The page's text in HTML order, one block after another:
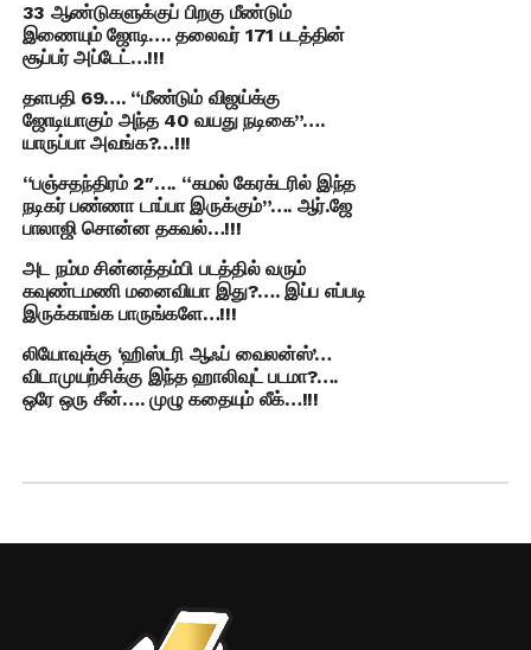
33 ஆண்டுகளுக்குப் பிறகு மீண்டும்
இணையும் ஜோடி…. தலைவர் 171 படத்தின்
சூப்பர் அப்டேட்…!!!
தளபதி 69…. “மீண்டும் விஜய்க்கு
ஜோடியாகும் அந்த 40 வயது நடிகை”….
யாருப்பா அவங்க?…!!!
“பஞ்சதந்திரம் 2″…. “கமல் கேரக்டரில் இந்த
நடிகர் பண்ணா டாப்பா இருக்கும்”…. ஆர்.ஜே
பாலாஜி சொன்ன தகவல்…!!!
அட நம்ம சின்னத்தம்பி படத்தில் வரும்
கவுண்டமணி மனைவியா இது?…. இப்ப எப்படி
இருக்காங்க பாருங்களே…!!!
லியோவுக்கு ‘ஹிஸ்டரி ஆஃப் வைலன்ஸ்’…
விடாமுயற்சிக்கு இந்த ஹாலிவுட் படமா?….
ஒரே ஒரு சீன்…. முழு கதையும் லீக்…!!!